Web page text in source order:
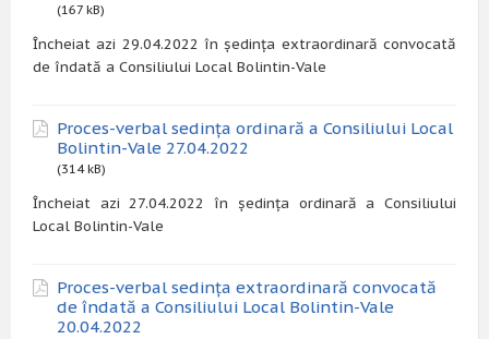
(167 kB)
Încheiat azi 29.04.2022 în ședința extraordinară convocată
de îndată a Consiliului Local Bolintin-Vale
Proces-verbal sedința ordinară a Consiliului Local
Bolintin-Vale 27.04.2022
(314 kB)
Încheiat azi 27.04.2022 în ședința ordinară a Consiliului
Local Bolintin-Vale
Proces-verbal sedința extraordinară convocată
de îndată a Consiliului Local Bolintin-Vale
20.04.2022